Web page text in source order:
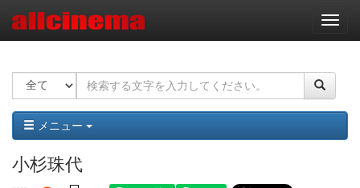
ナ
ビ
ー
ョ
ン
メニュー
小杉珠代